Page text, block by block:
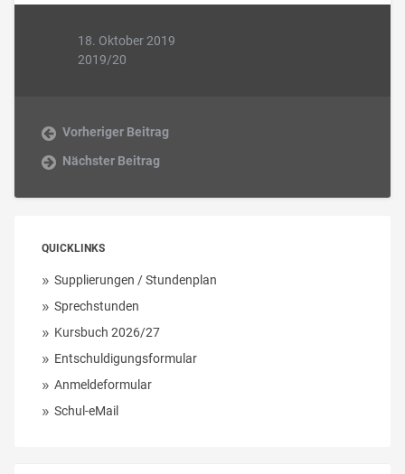
18. Oktober 2019
2019/20
Vorheriger Beitrag
Nächster Beitrag
QUICKLINKS
Supplierungen / Stundenplan
Sprechstunden
Kursbuch 2026/27
Entschuldigungsformular
Anmeldeformular
Schul-eMail